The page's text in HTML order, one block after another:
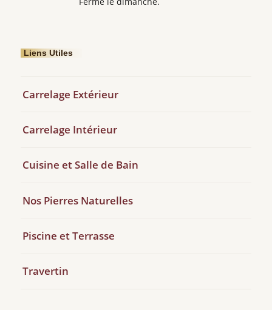
Liens Utiles
Carrelage Extérieur
Carrelage Intérieur
Cuisine et Salle de Bain
Nos Pierres Naturelles
Piscine et Terrasse
Travertin